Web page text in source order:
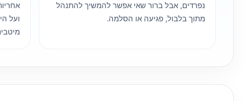
נפרדים, אבל ברור שאי אפשר להמשיך להתנהל
מתוך בלבול, פגיעה או הסלמה.
ועל